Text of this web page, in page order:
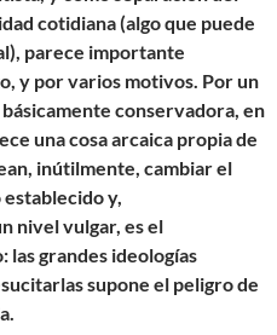
cotidiana (algo que puede
parece importante
y por varios motivos. Por un
conservadora, en
una cosa arcaica propia de
inútilmente, cambiar el
y,
nivel vulgar, es el
las grandes ideologías
supone el peligro de